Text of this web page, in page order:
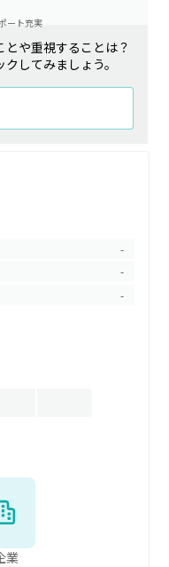
ート充実
や重視することは？
してみましょう。
-
-
-
業